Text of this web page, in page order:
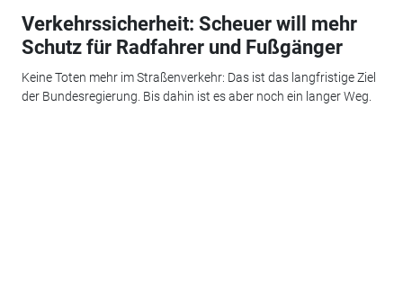
Verkehrssicherheit: Scheuer will mehr
Schutz für Radfahrer und Fußgänger
Keine Toten mehr im Straßenverkehr: Das ist das langfristige Ziel
der Bundesregierung. Bis dahin ist es aber noch ein langer Weg.